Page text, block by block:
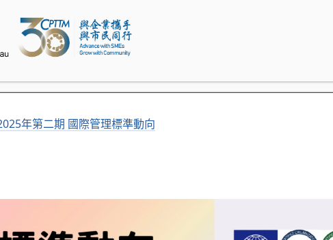
年第二期 國際管理標準動向